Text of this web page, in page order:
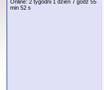
Online: 2 tygodni 1 dzień 7 godz 55
min 52 s